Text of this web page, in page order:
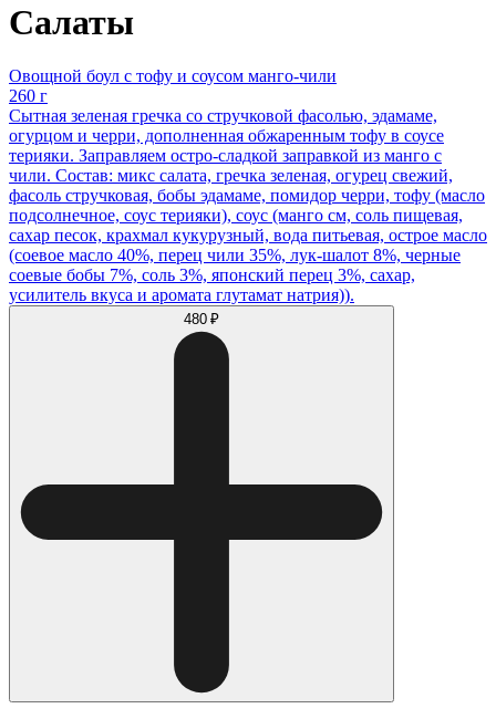
Салаты
Овощной боул с тофу и соусом манго-чили
260 г
Сытная зеленая гречка со стручковой фасолью, эдамаме,
огурцом и черри, дополненная обжаренным тофу в соусе
терияки. Заправляем остро-сладкой заправкой из манго с
чили. Состав: микс салата, гречка зеленая, огурец свежий,
фасоль стручковая, бобы эдамаме, помидор черри, тофу (масло
подсолнечное, соус терияки), соус (манго см, соль пищевая,
сахар песок, крахмал кукурузный, вода питьевая, острое масло
(соевое масло 40%, перец чили 35%, лук-шалот 8%, черные
соевые бобы 7%, соль 3%, японский перец 3%, сахар,
усилитель вкуса и аромата глутамат натрия)).
480 ₽